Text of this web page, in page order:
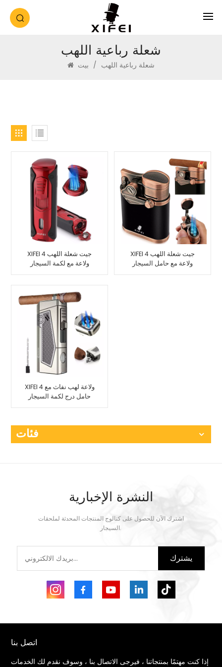
شعلة رباعية اللهب
/ شعلة رباعية اللهب
XIFEI 4 جيت شعلة اللهب
ولاعة مع لكمة السيجار
XIFEI 4 جيت شعلة اللهب
ولاعة مع حامل السيجار
XIFEI 4 ولاعة لهب نفاث مع
حامل درج لكمة السيجار
فئات
النشرة الإخبارية
اشترك الآن للحصول على كتالوج المنتجات المحدثة لملحقات
السيجار.
يشترك
اتصل بنا
إذا كنت مهتمًا بمنتجاتنا ، فيرجى الاتصال بنا ، وسوف نقدم لك الخدمات